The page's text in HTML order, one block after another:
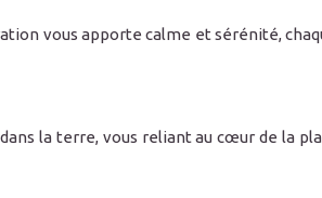
vous apporte calme et sérénité,
la terre, vous reliant au cœur de la